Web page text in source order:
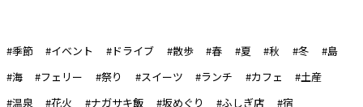
#季節 #イベント #ドライブ #散歩 #春 #夏 #秋 #冬
#島
#海
#フェリー #祭り #スイーツ #ランチ #カフェ
#土産
#温泉
#花火 #ナガサキ飯 #坂めぐり #ふしぎ店 #宿